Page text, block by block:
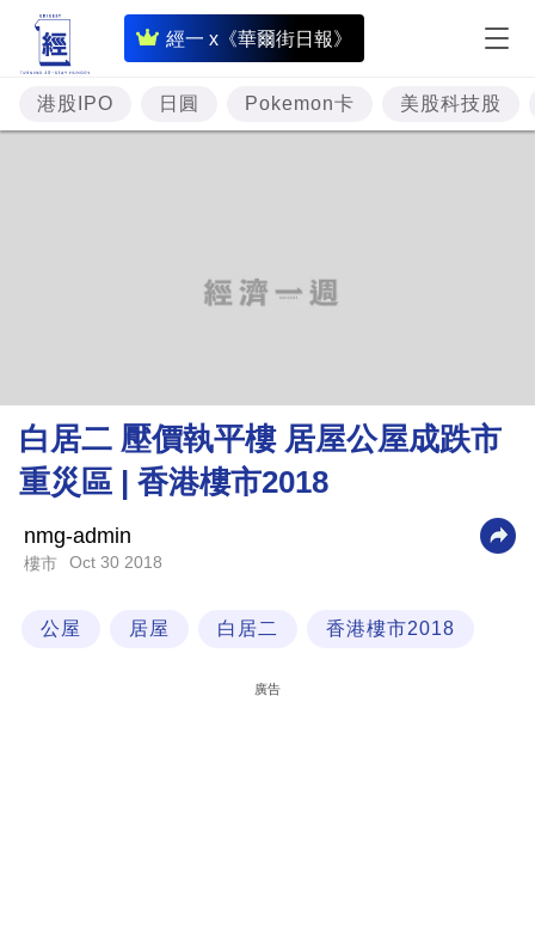
經一 x《華爾街日報》
即
時
財
經
理
財
商
科
港股IPO 日圓 Pokemon卡 美股科技股
白居二 壓價執平樓 居屋公屋成跌市
重災區 | 香港樓市2018
nmg-admin
樓市 Oct 30 2018
公屋 居屋 白居二 香港樓市2018
廣告